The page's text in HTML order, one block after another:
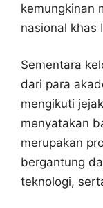
kemungkinan
nasional khas
Sementara
dari para
mengikuti
menyatakan
merupakan
bergantung
teknologi,